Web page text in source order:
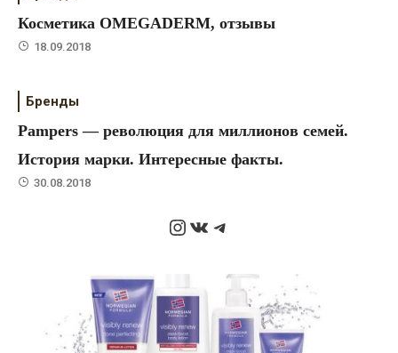
Косметика OMEGADERM, отзывы
18.09.2018
Бренды
Pampers — революция для миллионов семей.
История марки. Интересные факты.
30.08.2018
Instagram
ВКонтакте
Telegram